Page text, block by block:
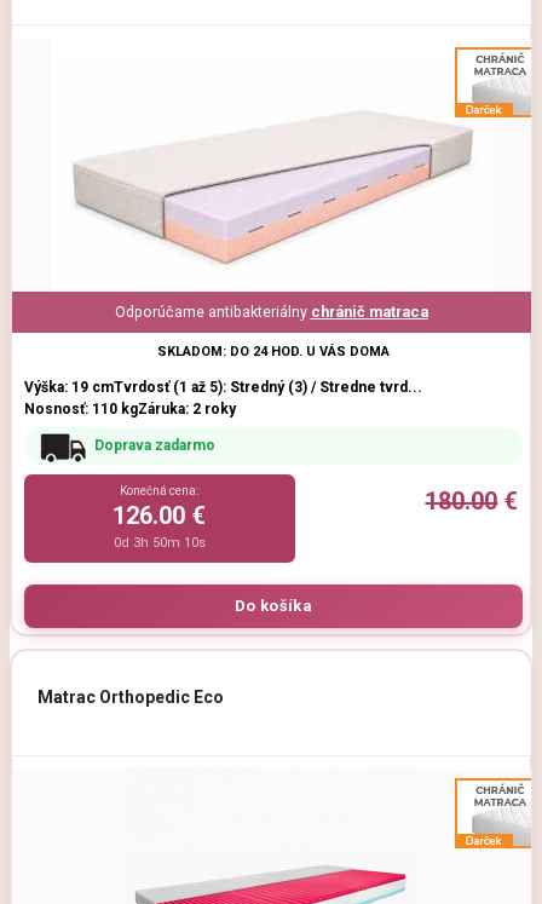
Odporúčame antibakteriálny chránič matraca
SKLADOM: DO 24 HOD. U VÁS DOMA
Výška: 19 cmTvrdosť (1 až 5): Stredný (3) / Stredne tvrd...
Nosnosť: 110 kgZáruka: 2 roky
Doprava zadarmo
180.00€
Konečná cena:
126.00 €
0d 3h 50m 9s
Matrac Orthopedic Eco